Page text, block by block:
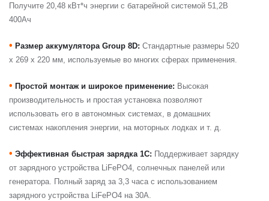
Получите 20,48 кВт*ч энергии с батарейной системой 51,2В
400Ач
• Размер аккумулятора Group 8D: Стандартные размеры 520
x 269 x 220 мм, используемые во многих сферах применения.
• Простой монтаж и широкое применение: Высокая
производительность и простая установка позволяют
использовать его в автономных системах, в домашних
системах накопления энергии, на моторных лодках и т. д.
• Эффективная быстрая зарядка 1C: Поддерживает зарядку
от зарядного устройства LiFePO4, солнечных панелей или
генератора. Полный заряд за 3,3 часа с использованием
зарядного устройства LiFePO4 на 30A.